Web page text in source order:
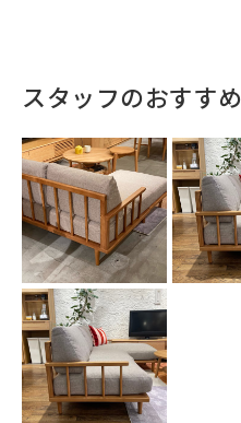
スタッフのおすすめ